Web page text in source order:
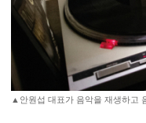
▲안원섭 대표가 음악을 재생하고